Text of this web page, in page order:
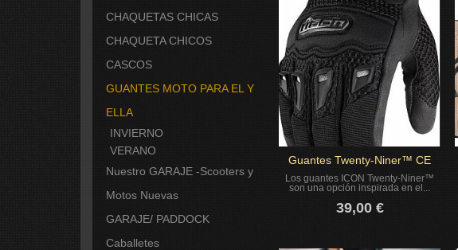
CHAQUETAS CHICAS
CHAQUETA CHICOS
CASCOS
GUANTES MOTO PARA EL Y
ELLA
INVIERNO
VERANO
Nuestro GARAJE -Scooters y
Motos Nuevas
GARAJE/ PADDOCK
Caballetes
Guantes Twenty-Niner™ CE
Los guantes ICON Twenty-Niner™
son una opción inspirada en el...
39,00 €